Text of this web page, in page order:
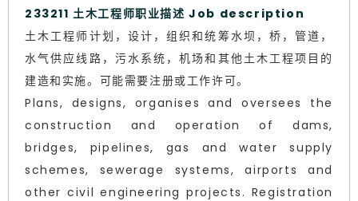
233211 土木工程师职业描述 Job description
土木工程师计划，设计，组织和统筹水坝，桥，管道，
水气供应线路，污水系统，机场和其他土木工程项目的
建造和实施。可能需要注册或工作许可。
Plans, designs, organises and oversees the
construction and operation of dams,
bridges, pipelines, gas and water supply
schemes, sewerage systems, airports and
other civil engineering projects. Registration